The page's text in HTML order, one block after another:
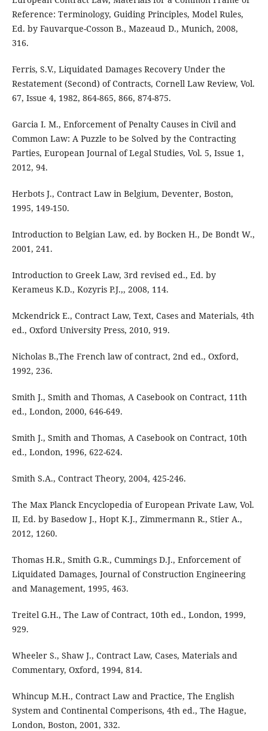
Reference: Terminology, Guiding Principles, Model Rules,
Ed. by Fauvarque-Cosson B., Mazeaud D., Munich, 2008,
316.
Ferris, S.V., Liquidated Damages Recovery Under the
Restatement (Second) of Contracts, Cornell Law Review, Vol.
67, Issue 4, 1982, 864-865, 866, 874-875.
Garcia I. M., Enforcement of Penalty Causes in Civil and
Common Law: A Puzzle to be Solved by the Contracting
Parties, European Journal of Legal Studies, Vol. 5, Issue 1,
2012, 94.
Herbots J., Contract Law in Belgium, Deventer, Boston,
1995, 149-150.
Introduction to Belgian Law, ed. by Bocken H., De Bondt W.,
2001, 241.
Introduction to Greek Law, 3rd revised ed., Ed. by
Kerameus K.D., Kozyris P.J.,, 2008, 114.
Mckendrick E., Contract Law, Text, Cases and Materials, 4th
ed., Oxford University Press, 2010, 919.
Nicholas B.,The French law of contract, 2nd ed., Oxford,
1992, 236.
Smith J., Smith and Thomas, A Casebook on Contract, 11th
ed., London, 2000, 646-649.
Smith J., Smith and Thomas, A Casebook on Contract, 10th
ed., London, 1996, 622-624.
Smith S.A., Contract Theory, 2004, 425-246.
The Max Planck Encyclopedia of European Private Law, Vol.
II, Ed. by Basedow J., Hopt K.J., Zimmermann R., Stier A.,
2012, 1260.
Thomas H.R., Smith G.R., Cummings D.J., Enforcement of
Liquidated Damages, Journal of Construction Engineering
and Management, 1995, 463.
Treitel G.H., The Law of Contract, 10th ed., London, 1999,
929.
Wheeler S., Shaw J., Contract Law, Cases, Materials and
Commentary, Oxford, 1994, 814.
Whincup M.H., Contract Law and Practice, The English
System and Continental Comperisons, 4th ed., The Hague,
London, Boston, 2001, 332.